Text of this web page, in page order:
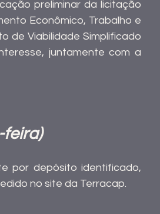
preliminar da licitação
Econômico, Trabalho e
de Viabilidade Simplificado
juntamente com a
feira)
por depósito identificado,
no site da Terracap.